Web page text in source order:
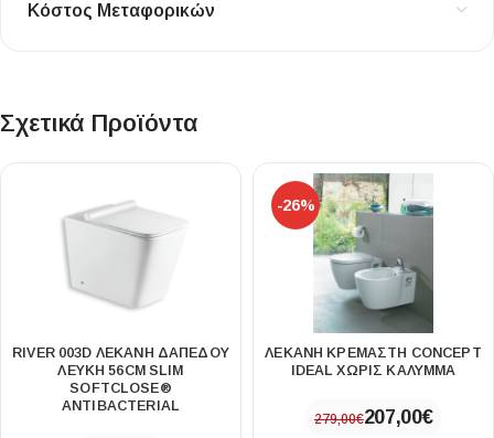
Κόστος Μεταφορικών
Σχετικά Προϊόντα
RIVER 003D ΛΕΚΑΝΗ ΔΑΠΈΔΟΥ
ΛΕΥΚΗ 56CM SLIM
SOFTCLOSE®
ANTIBACTERIAL
-26%
ΛΕΚΑΝΗ ΚΡΕΜΑΣΤΗ CONCEPT
IDEAL ΧΩΡΙΣ ΚΑΛΥΜΜΑ
279,00€207,00€